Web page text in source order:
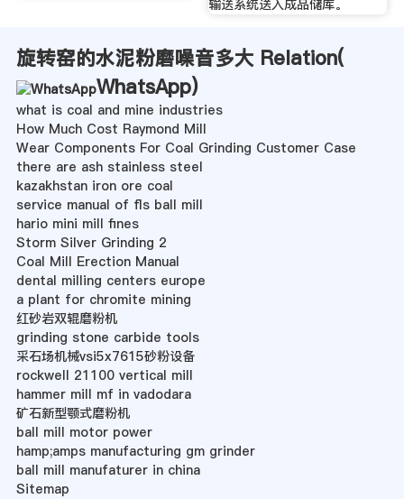
输送系统送入成品储库。
旋转窑的水泥粉磨噪音多大 Relation(
WhatsApp)
what is coal and mine industries
How Much Cost Raymond Mill
Wear Components For Coal Grinding Customer Case
there are ash stainless steel
kazakhstan iron ore coal
service manual of fls ball mill
hario mini mill fines
Storm Silver Grinding 2
Coal Mill Erection Manual
dental milling centers europe
a plant for chromite mining
红砂岩双辊磨粉机
grinding stone carbide tools
采石场机械vsi5x7615砂粉设备
rockwell 21100 vertical mill
hammer mill mf in vadodara
矿石新型颚式磨粉机
ball mill motor power
hamp;amps manufacturing gm grinder
ball mill manufaturer in china
Sitemap